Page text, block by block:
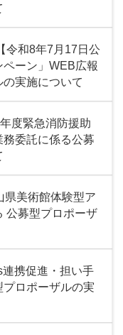
令和8年7月17日公
ーン」WEB広報
実施について
度緊急消防援助
委託に係る公募
県美術館体験型ア
公募型プロポーザ
連携促進・担い手
ロポーザルの実